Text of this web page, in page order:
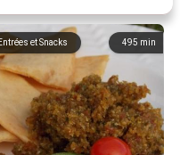
495 min
Entrées et Snacks